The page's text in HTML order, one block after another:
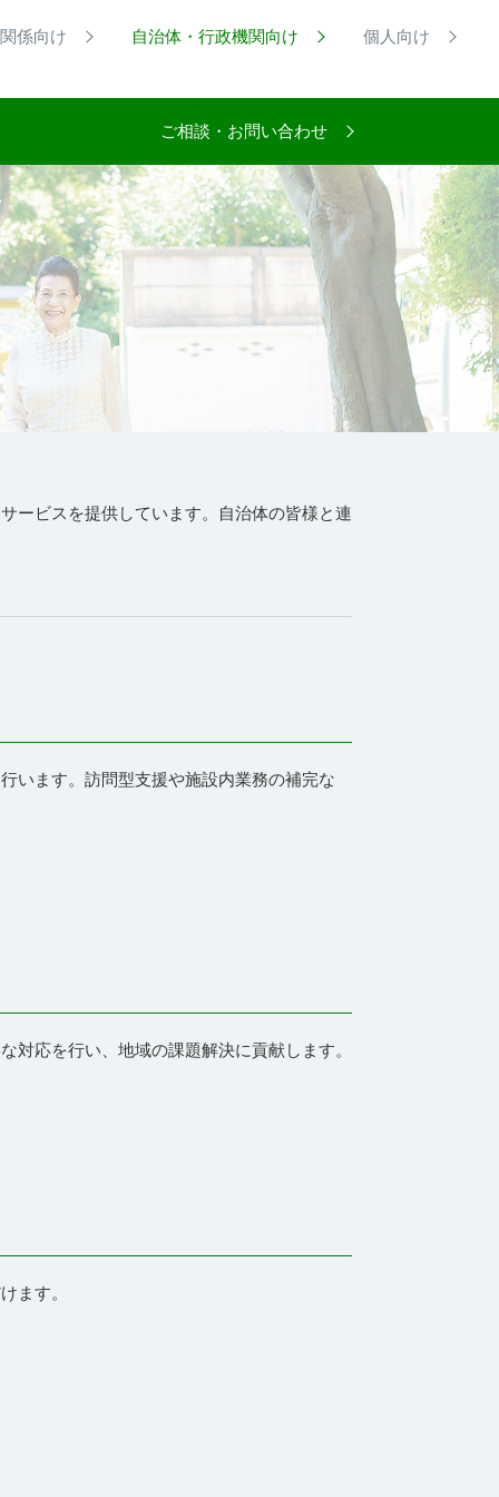
係向け 自治体・行政機関向け 個人向け
ご相談・お問い合わせ
ービスを提供しています。自治体の皆様と連
います。訪問型支援や施設内業務の補完な
対応を行い、地域の課題解決に貢献します。
ます。